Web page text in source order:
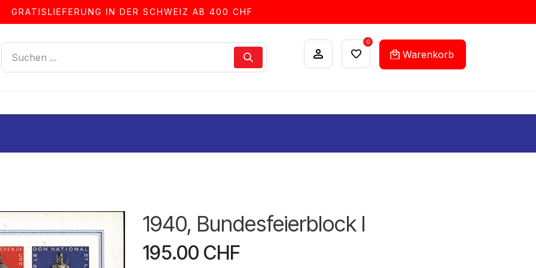
GRATISLIEFERUNG IN DER SCHWEIZ AB 400 CHF
0
Warenkorb
1940, Bundesfeierblock I
195.00 CHF